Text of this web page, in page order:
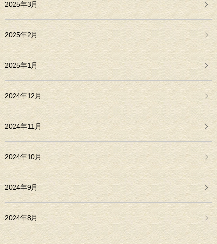
2025年3月
2025年2月
2025年1月
2024年12月
2024年11月
2024年10月
2024年9月
2024年8月